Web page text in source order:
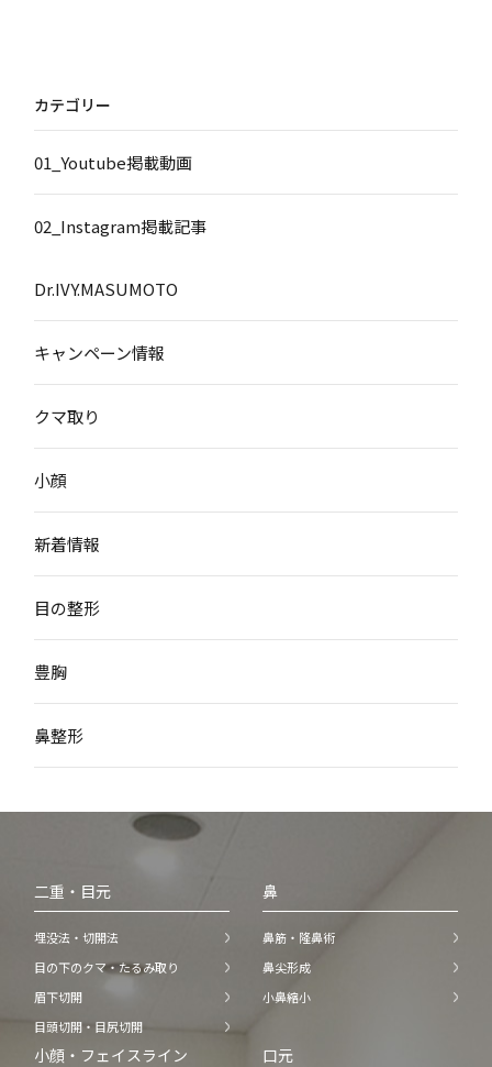
カテゴリー
01_Youtube掲載動画
02_Instagram掲載記事
Dr.IVY.MASUMOTO
キャンペーン情報
クマ取り
小顔
新着情報
目の整形
豊胸
鼻整形
二重・目元
埋没法・切開法
目の下のクマ・たるみ取り
眉下切開
目頭切開・目尻切開
鼻
鼻筋・隆鼻術
鼻尖形成
小鼻縮小
小顔・フェイスライン 口元